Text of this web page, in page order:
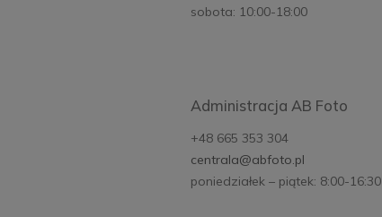
sobota: 10:00-18:00
Administracja AB Foto
+48 665 353 304
centrala@abfoto.pl
poniedziałek – piątek: 8:00-16:30